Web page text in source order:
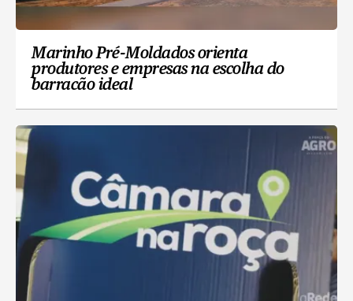
Marinho Pré-Moldados orienta
produtores e empresas na escolha do
barracão ideal